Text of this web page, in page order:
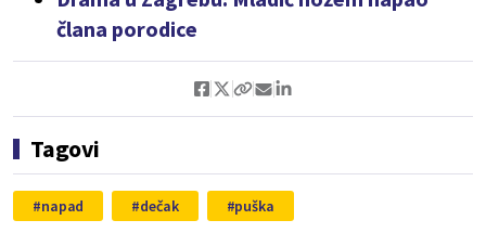
člana porodice
Tagovi
napad dečak puška